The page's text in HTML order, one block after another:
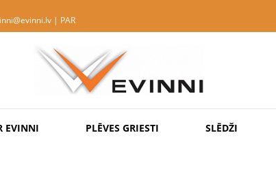
| PAR
EVINNI PLĒVES GRIESTI SLĒDŽI